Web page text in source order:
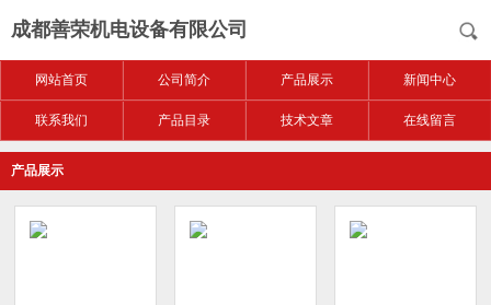
成都善荣机电设备有限公司
网站首页 公司简介 产品展示 新闻中心
联系我们 产品目录 技术文章 在线留言
产品展示